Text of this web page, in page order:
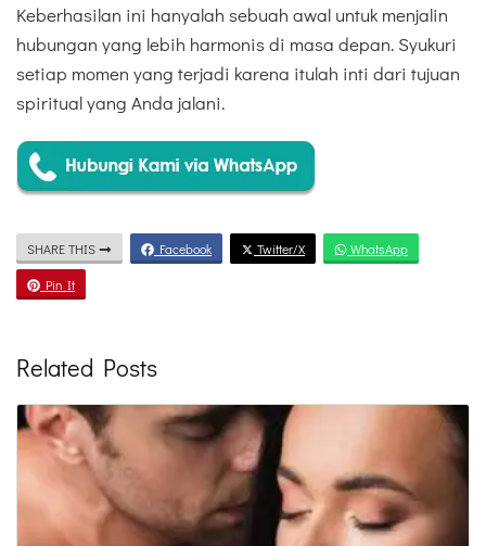
Keberhasilan ini hanyalah sebuah awal untuk menjalin
hubungan yang lebih harmonis di masa depan. Syukuri
setiap momen yang terjadi karena itulah inti dari tujuan
spiritual yang Anda jalani.
SHARE THIS Facebook Twitter/X WhatsApp
Pin It
Related Posts